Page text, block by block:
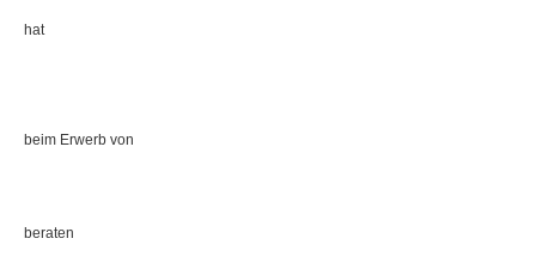
hat
beim Erwerb von
beraten